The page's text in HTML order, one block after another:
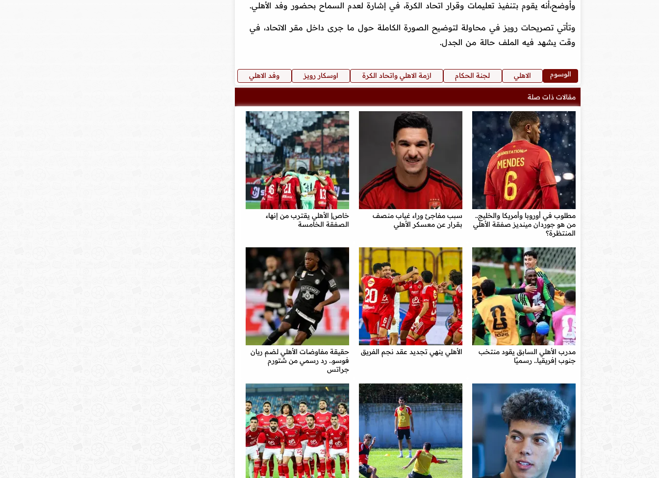
وأوضح،أنه يقوم بتنفيذ تعليمات وقرار اتحاد الكرة، في إشارة لعدم السماح بحضور وفد الأهلي.
وتأتي تصريحات رويز في محاولة لتوضيح الصورة الكاملة حول ما جرى داخل مقر الاتحاد، في
وقت يشهد فيه الملف حالة من الجدل.
الوسوم الاهلي لجنة الحكام ازمة الاهلي واتحاد الكرة اوسكار رويز وفد الاهلي
مقالات ذات صلة
مطلوب في أوروبا وأمريكا والخليج..
من هو جوردان مينديز صفقة الأهلي
المنتظرة؟
سبب مفاجئ وراء غياب منصف
بقرار عن معسكر الأهلي
خاص| الأهلي يقترب من إنهاء
الصفقة الخامسة
مدرب الأهلي السابق يقود منتخب
جنوب إفريقيا.. رسميًا
الأهلي ينهي تجديد عقد نجم الفريق
حقيقة مفاوضات الأهلي لضم ريان
فوسو.. رد رسمي من شتورم
جراتس